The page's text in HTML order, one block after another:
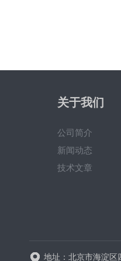
关于我们
公司简介
新闻动态
技术文章